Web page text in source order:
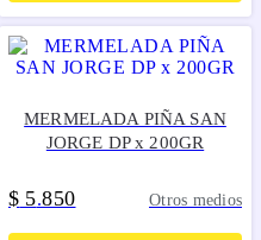
MERMELADA PIÑA SAN
JORGE DP x 200GR
$ 5.850 Otros medios